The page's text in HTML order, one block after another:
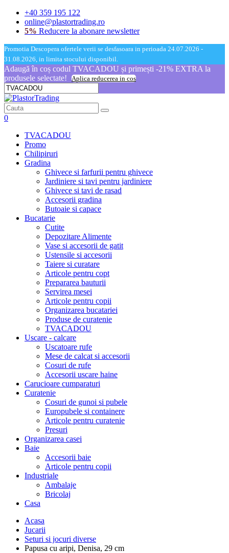
+40 359 195 122
online@plastortrading.ro
5% Reducere la abonare newsletter
Promotia Descopera ofertele verii se desfasoara in perioada 24.07.2026 -
31.08.2026, in limita stocului disponibil.
Adaugă în coș codul TVACADOU și primești -21% EXTRA la
produsele selectate!
Aplica reducerea in cos
0
TVACADOU
Promo
Chilipiruri
Gradina
Ghivece si farfurii pentru ghivece
Jardiniere si tavi pentru jardiniere
Ghivece si tavi de rasad
Accesorii gradina
Butoaie si capace
Bucatarie
Cutite
Depozitare Alimente
Vase si accesorii de gatit
Ustensile si accesorii
Taiere si curatare
Articole pentru copt
Prepararea bauturii
Servirea mesei
Articole pentru copii
Organizarea bucatariei
Produse de curatenie
TVACADOU
Uscare - calcare
Uscatoare rufe
Mese de calcat si accesorii
Cosuri de rufe
Accesorii uscare haine
Carucioare cumparaturi
Curatenie
Cosuri de gunoi si pubele
Europubele si containere
Articole pentru curatenie
Presuri
Organizarea casei
Baie
Accesorii baie
Articole pentru copii
Industriale
Ambalaje
Bricolaj
Casa
Acasa
Jucarii
Seturi si jocuri diverse
Papusa cu aripi, Denisa, 29 cm